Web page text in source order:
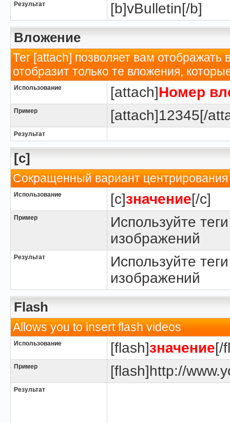
Результат [b]vBulletin[/b]
Вложение
Тег [attach] позволяет вам
отобразит только те вложения,
Использование [attach]Номер
Пример [attach]12345[/
Результат
[c]
Сокращенный вариант центрирования
Использование [c]значение[/c]
Пример
Используйте
изображений
Результат
Используйте
изображений
Flash
Allows you to insert flash videos
Использование [flash]значение[/
Пример [flash]http://
Результат